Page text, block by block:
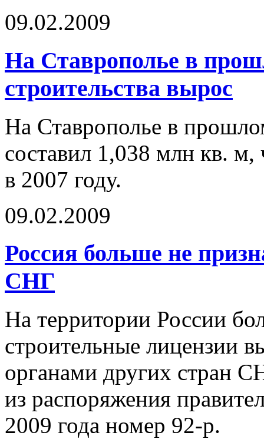
09.02.2009
На Ставрополье в
строительства вырос
На Ставрополье в
составил 1,038 млн кв.
в 2007 году.
09.02.2009
Россия больше не
СНГ
На территории России
строительные лицензии
органами других стран
из распоряжения
2009 года номер 92-р.